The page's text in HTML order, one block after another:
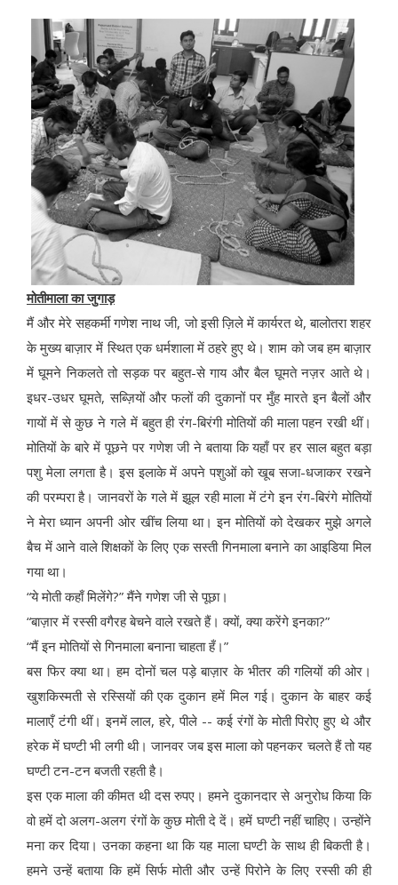
मोतीमाला का जुगाड़
मैं और मेरे सहकर्मी गणेश नाथ जी, जो इसी ज़िले में कार्यरत थे, बालोतरा शहर
के मुख्य बाज़ार में स्थित एक धर्मशाला में ठहरे हुए थे। शाम को जब हम बाज़ार
में घूमने निकलते तो सड़क पर बहुत-से गाय और बैल घूमते नज़र आते थे।
इधर-उधर घूमते, सब्ज़ियों और फलों की दुकानों पर मुँह मारते इन बैलों और
गायों में से कुछ ने गले में बहुत ही रंग-बिरंगी मोतियों की माला पहन रखी थीं।
मोतियों के बारे में पूछने पर गणेश जी ने बताया कि यहाँ पर हर साल बहुत बड़ा
पशु मेला लगता है। इस इलाके में अपने पशुओं को खूब सजा-धजाकर रखने
की परम्परा है। जानवरों के गले में झूल रही माला में टंगे इन रंग-बिरंगे मोतियों
ने मेरा ध्यान अपनी ओर खींच लिया था। इन मोतियों को देखकर मुझे अगले
बैच में आने वाले शिक्षकों के लिए एक सस्ती गिनमाला बनाने का आइडिया मिल
गया था।
“ये मोती कहाँ मिलेंगे?” मैंने गणेश जी से पूछा।
“बाज़ार में रस्सी वगैरह बेचने वाले रखते हैं। क्यों, क्या करेंगे इनका?”
“मैं इन मोतियों से गिनमाला बनाना चाहता हँ।”
बस फिर क्या था। हम दोनों चल पड़े बाज़ार के भीतर की गलियों की ओर।
खुशकिस्मती से रस्सियों की एक दुकान हमें मिल गई। दुकान के बाहर कई
मालाएँ टंगी थीं। इनमें लाल, हरे, पीले -- कई रंगों के मोती पिरोए हुए थे और
हरेक में घण्टी भी लगी थी। जानवर जब इस माला को पहनकर चलते हैं तो यह
घण्टी टन-टन बजती रहती है।
इस एक माला की कीमत थी दस रुपए। हमने दुकानदार से अनुरोध किया कि
वो हमें दो अलग-अलग रंगों के कुछ मोती दे दें। हमें घण्टी नहीं चाहिए। उन्होंने
मना कर दिया। उनका कहना था कि यह माला घण्टी के साथ ही बिकती है।
हमने उन्हें बताया कि हमें सिर्फ मोती और उन्हें पिरोने के लिए रस्सी की ही